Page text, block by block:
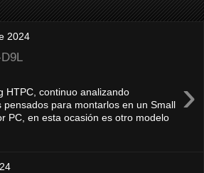
2024
›
HTPC, continuo analizando
pensados para montarlos en un Small
PC, en esta ocasión es otro modelo